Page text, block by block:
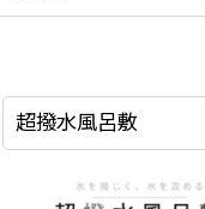
超撥水風呂敷